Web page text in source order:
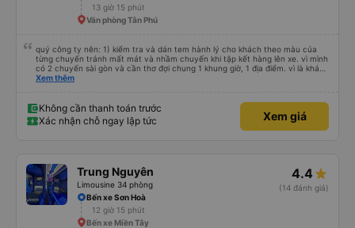
13 giờ 15 phút
Văn phòng Tân Phú
quý công ty nên: 1) kiểm tra và dán tem hành lý cho khách theo màu của
từng chuyến tránh mất mát và nhầm chuyến khi tập kết hàng lên xe. vì mình
có 2 chuyến sài gòn và cần thơ đợi chung 1 khung giờ, 1 địa điểm. vì là khách
thân thiết của quý công ty nên rất hài lòng và tin tưởng. tuy nhiên rất mong
thì chắc chắn quy công ty là nhà xe được yêu thích và lựa chọn số 1 quy
nhơn. rất cảm ơn quý anh chị em cty cũng như chị Thảo đã lắng nghe và
tiếp nhận. " khách hàng thân thiết nhiều năm của nhà xe từ thời sinh viên"
Xem thêm
Không cần thanh toán trước
Xác nhận chỗ ngay lập tức
Xem giá
Trung Nguyên
Limousine 34 phòng
4.4
(14 đánh giá)
Bến xe Sơn Hoà
12 giờ 15 phút
Bến xe Miền Tây